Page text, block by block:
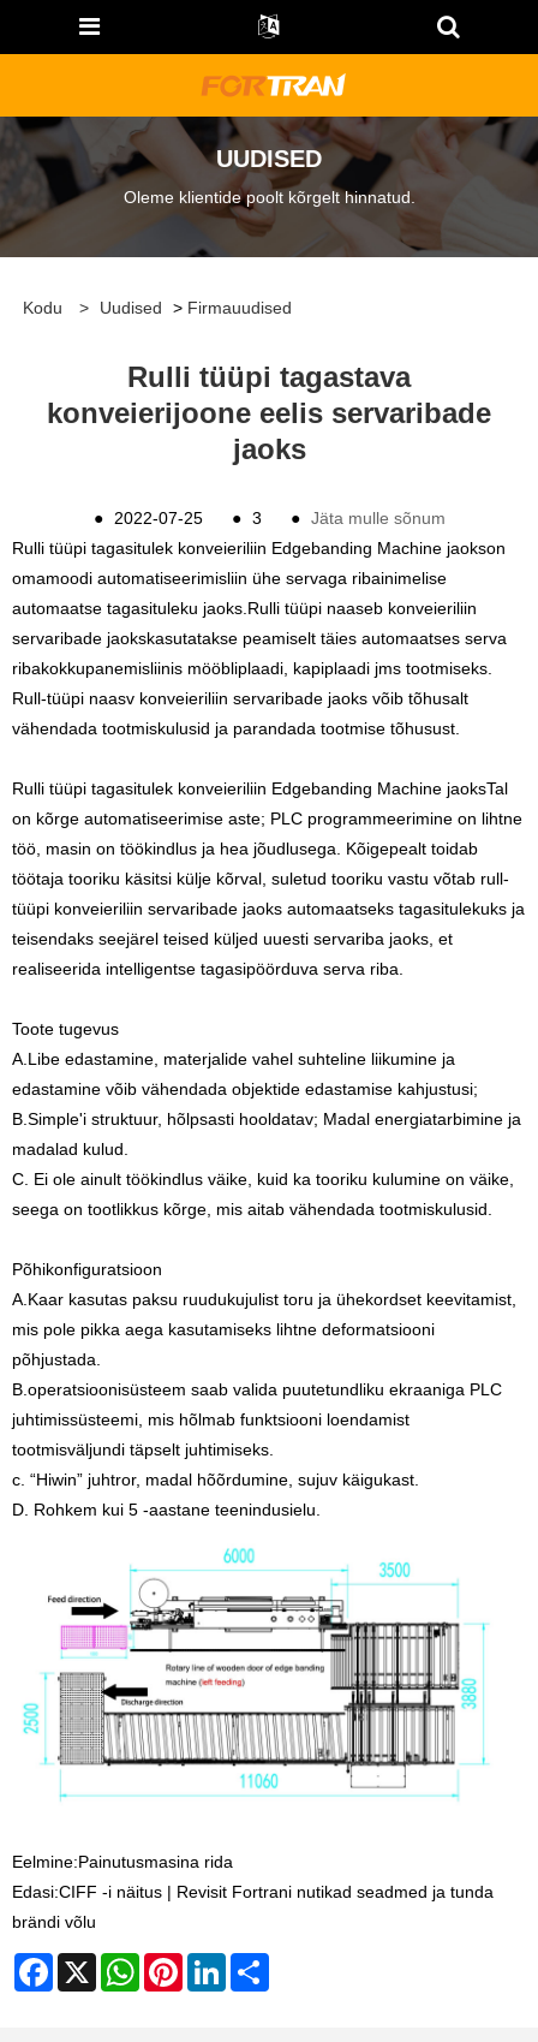
UUDISED
Oleme klientide poolt kõrgelt hinnatud.
Kodu > Uudised > Firmauudised
Rulli tüüpi tagastava
konveierijoone eelis servaribade
jaoks
● 2022-07-25 ● 3 ● Jäta mulle sõnum
Rulli tüüpi tagasitulek konveieriliin Edgebanding Machine jaokson
omamoodi automatiseerimisliin ühe servaga ribainimelise
automaatse tagasituleku jaoks. Rulli tüüpi naaseb konveieriliin
servaribade jaokskasutatakse peamiselt täies automaatses serva
ribakokkupanemisliinis mööbliplaadi, kapiplaadi jms tootmiseks.
Rull-tüüpi naasv konveieriliin servaribade jaoks võib tõhusalt
vähendada tootmiskulusid ja parandada tootmise tõhusust.
Rulli tüüpi tagasitulek konveieriliin Edgebanding Machine jaoksTal
on kõrge automatiseerimise aste; PLC programmeerimine on lihtne
töö, masin on töökindlus ja hea jõudlusega. Kõigepealt toidab
töötaja tooriku käsitsi külje kõrval, suletud tooriku vastu võtab rull-
tüüpi konveieriliin servaribade jaoks automaatseks tagasitulekuks ja
teisendaks seejärel teised küljed uuesti servariba jaoks, et
realiseerida intelligentse tagasipöörduva serva riba.
Toote tugevus
A.Libe edastamine, materjalide vahel suhteline liikumine ja
edastamine võib vähendada objektide edastamise kahjustusi;
B.Simple'i struktuur, hõlpsasti hooldatav; Madal energiatarbimine ja
madalad kulud.
C. Ei ole ainult töökindlus väike, kuid ka tooriku kulumine on väike,
seega on tootlikkus kõrge, mis aitab vähendada tootmiskulusid.
Põhikonfiguratsioon
A.Kaar kasutas paksu ruudukujulist toru ja ühekordset keevitamist,
mis pole pikka aega kasutamiseks lihtne deformatsiooni
põhjustada.
B.operatsioonisüsteem saab valida puutetundliku ekraaniga PLC
juhtimissüsteemi, mis hõlmab funktsiooni loendamist
tootmisväljundi täpselt juhtimiseks.
c. “Hiwin” juhtror, ​​madal hõõrdumine, sujuv käigukast.
D. Rohkem kui 5 -aastane teenindusielu.
Eelmine:Painutusmasina rida
Edasi:CIFF -i näitus | Revisit Fortrani nutikad seadmed ja tunda
brändi võlu
Facebook
X WhatsAppPinterestLinkedIn